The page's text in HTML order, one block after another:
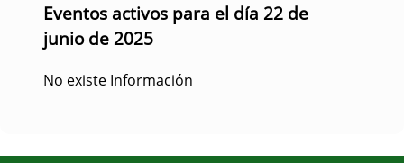
Eventos activos para el día 22 de
junio de 2025
No existe Información